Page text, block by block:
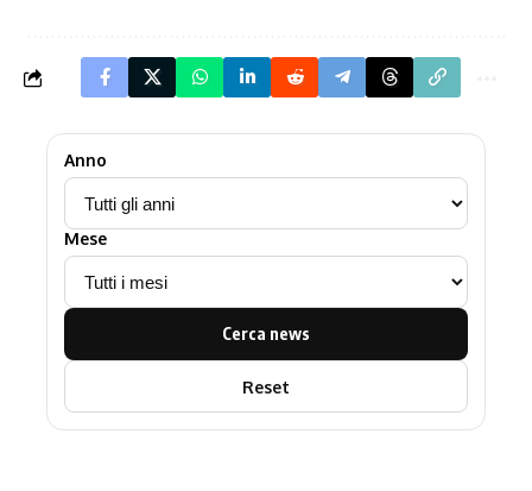
Anno
Mese
Cerca news
Reset